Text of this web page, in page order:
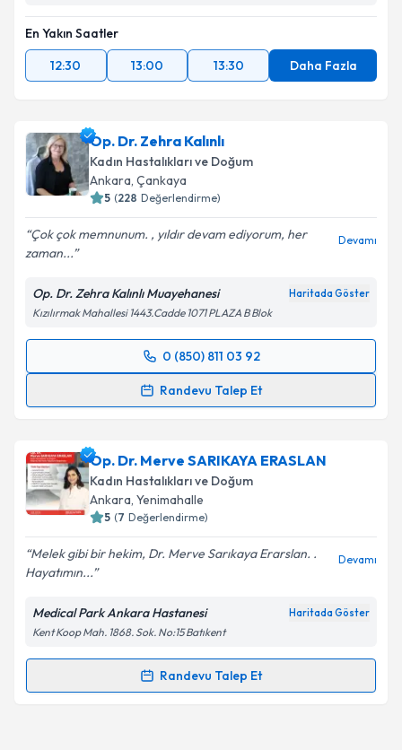
En Yakın Saatler
12:30
13:00 13:30 Daha Fazla
Op. Dr. Zehra Kalınlı
Kadın Hastalıkları ve Doğum
Ankara, Çankaya
5 (228 Değerlendirme)
Çok çok memnunum. , yıldır devam ediyorum, her
zaman...
Devamı
Op. Dr. Zehra Kalınlı Muayehanesi Haritada Göster
Kızılırmak Mahallesi 1443.Cadde 1071 PLAZA B Blok
0 (850) 811 03 92
Randevu Talep Et
Randevu Takvimi Talebi
takvim hazırlandığında e-posta ile bilgilendireceğiz.
E-posta Adresiniz
kapsamda işlenmesini kabul ediyorum.
Takvim Talebini Gönder
Op. Dr. Merve SARIKAYA ERASLAN
Kadın Hastalıkları ve Doğum
Ankara, Yenimahalle
5 (7 Değerlendirme)
Melek gibi bir hekim, Dr. Merve Sarıkaya Erarslan. .
Hayatımın...
Devamı
Medical Park Ankara Hastanesi Haritada Göster
Kent Koop Mah. 1868. Sok. No:15 Batıkent
Randevu Talep Et
Randevu Takvimi Talebi